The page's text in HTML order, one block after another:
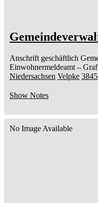
Anschrift geschäftlich
Einwohnermeldeamt –
Niedersachsen Velpke
Show Notes
No Image Available